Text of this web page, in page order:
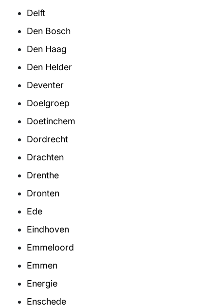
Delft
Den Bosch
Den Haag
Den Helder
Deventer
Doelgroep
Doetinchem
Dordrecht
Drachten
Drenthe
Dronten
Ede
Eindhoven
Emmeloord
Emmen
Energie
Enschede